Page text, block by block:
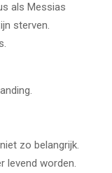
als Messias
sterven.
zo belangrijk.
levend worden.